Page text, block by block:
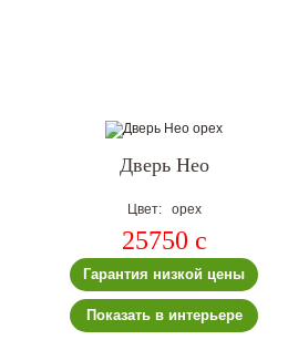
Дверь Нео
Цвет: орех
25750 c
Гарантия низкой цены
Показать в интерьере